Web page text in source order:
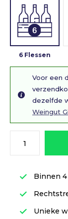
6 Flessen
Voor een
dezelfde
Weingut
Binnen
Unieke